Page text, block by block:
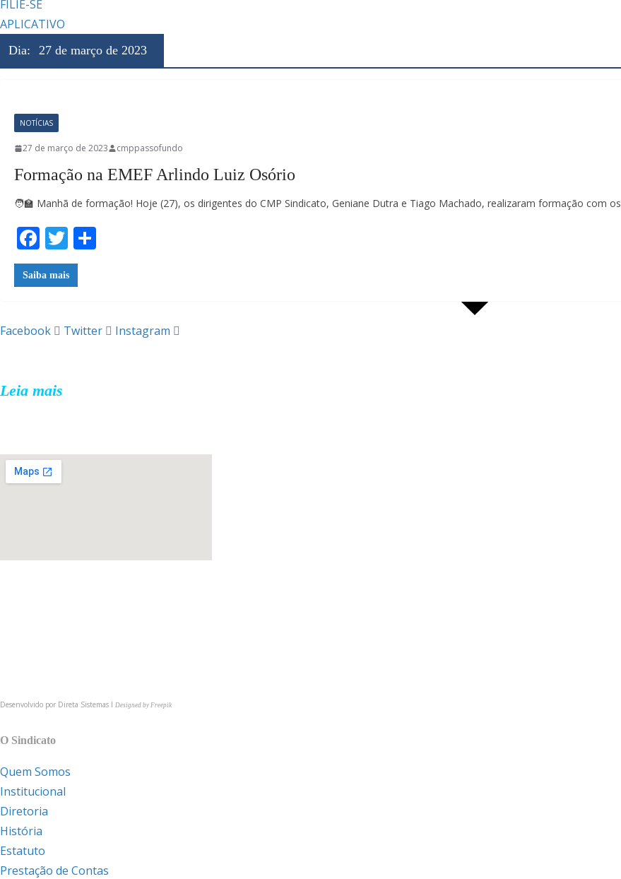
FILIE-SE
APLICATIVO
Dia: 27 de março de 2023
NOTÍCIAS
27 de março de 2023 cmppassofundo
Formação na EMEF Arlindo Luiz Osório
🧑‍🏫 Manhã de formação! Hoje (27), os dirigentes do CMP Sindicato, Geniane Dutra e Tiago Machado, realizaram formação com os
F
ac
e
o
T
w
itt
Saiba mais
Facebook Twitter Instagram
Leia mais
Desenvolvido por Direta Sistemas I Designed by Freepik
MAPA DO SITE
O Sindicato
Quem Somos
Institucional
Diretoria
História
Estatuto
Prestação de Contas